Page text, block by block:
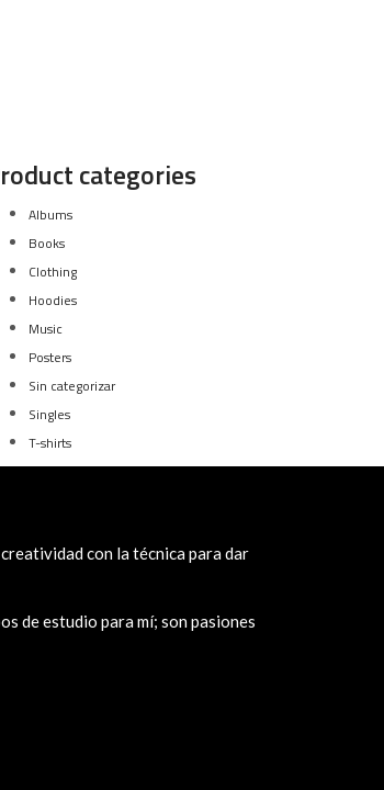
categories
Albums
Books
Clothing
Hoodies
Music
Posters
Sin categorizar
Singles
T-shirts
con la técnica para dar
de estudio para mí; son pasiones